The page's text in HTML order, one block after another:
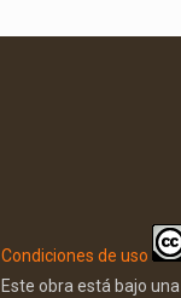
Condiciones de uso
Este obra está bajo una